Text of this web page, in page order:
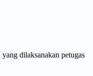
dilaksanakan petugas